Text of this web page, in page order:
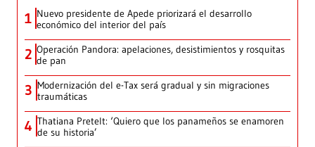
1 Nuevo presidente de Apede priorizará el desarrollo
económico del interior del país
2 Operación Pandora: apelaciones, desistimientos y rosquitas
de pan
3 Modernización del e-Tax será gradual y sin migraciones
traumáticas
4 Thatiana Pretelt: ‘Quiero que los panameños se enamoren
de su historia’